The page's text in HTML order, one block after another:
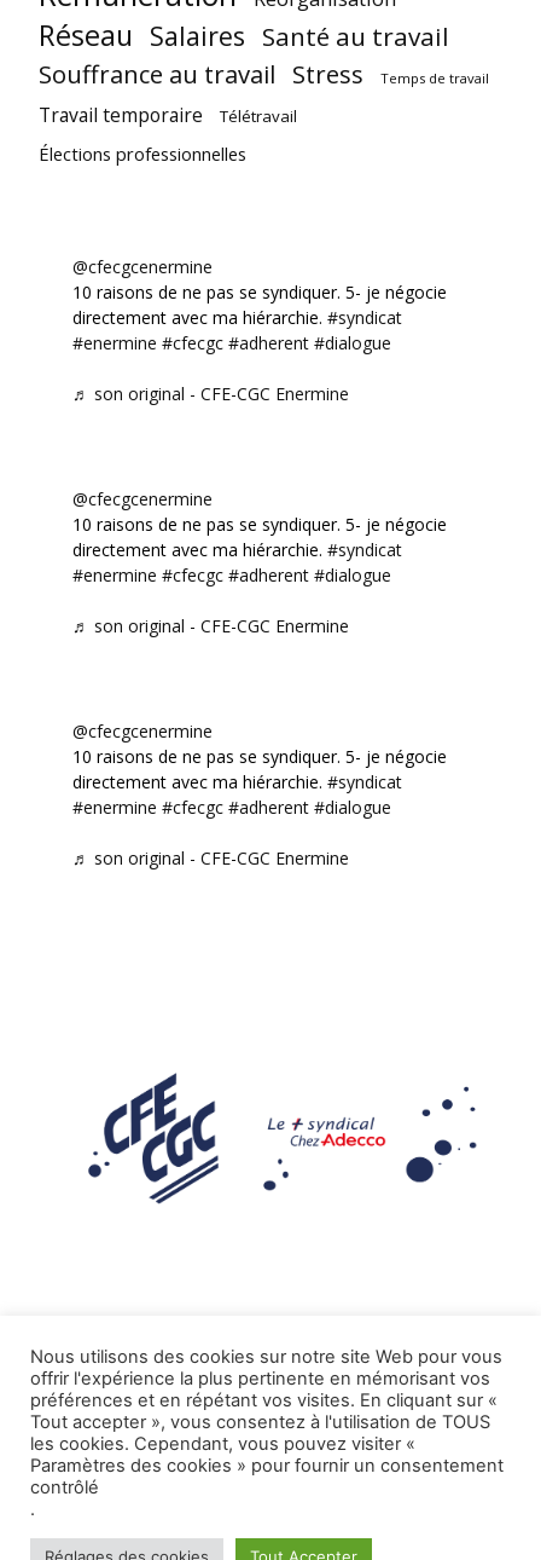
Réseau Salaires Santé au travail
Souffrance au travail Stress Temps de travail
Travail temporaire Télétravail
Élections professionnelles
@cfecgcenermine
10 raisons de ne pas se syndiquer. 5- je négocie
directement avec ma hiérarchie. #syndicat
#enermine #cfecgc #adherent #dialogue
♬ son original - CFE-CGC Enermine
@cfecgcenermine
10 raisons de ne pas se syndiquer. 5- je négocie
directement avec ma hiérarchie. #syndicat
#enermine #cfecgc #adherent #dialogue
♬ son original - CFE-CGC Enermine
@cfecgcenermine
10 raisons de ne pas se syndiquer. 5- je négocie
directement avec ma hiérarchie. #syndicat
#enermine #cfecgc #adherent #dialogue
♬ son original - CFE-CGC Enermine
Mentions légales
Tous droits réservés CFE-CGC ADECCO.
Nous utilisons des cookies sur notre site Web pour vous
offrir l'expérience la plus pertinente en mémorisant vos
préférences et en répétant vos visites. En cliquant sur «
Tout accepter », vous consentez à l'utilisation de TOUS
les cookies. Cependant, vous pouvez visiter «
Paramètres des cookies » pour fournir un consentement
contrôlé
.